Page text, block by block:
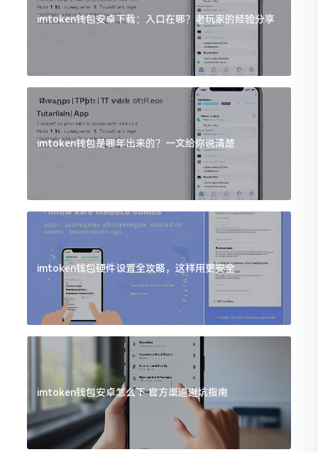
imtoken钱包安卓下载：入口在哪？老玩家的经验分享
imtoken钱包是哪年出来的？一文给你说清楚
imtoken钱包硬件设置全攻略，这样用更安全
imtoken钱包安卓怎么下 官方渠道避坑指南